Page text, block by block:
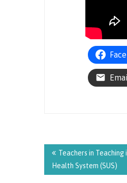
Email
de
Post
Teachers in
Health System (SUS)